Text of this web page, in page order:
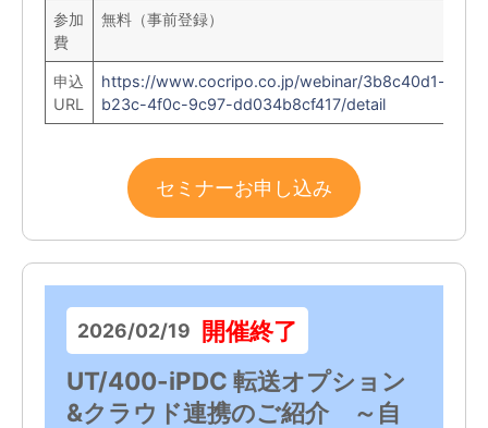
参加
費
無料（事前登録）
申込
URL
https://www.cocripo.co.jp/webinar/3b8c40d1-
b23c-4f0c-9c97-dd034b8cf417/detail
セミナーお申し込み
2026/02/19
開催終了
UT/400-iPDC 転送オプション
&クラウド連携のご紹介 ～自